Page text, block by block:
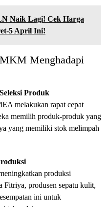
Naik Lagi! Cek Harga
5 April Ini!
Menghadapi
Produk
melakukan rapat cepat
memilih produk-produk yang
yang memiliki stok melimpah
produksi
Fitriya, produsen sepatu kulit,
ini untuk